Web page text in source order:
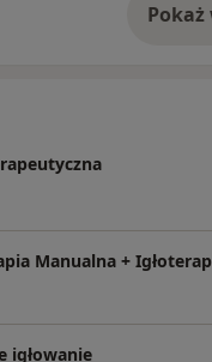
Pokaż
Manualna +
igłowanie